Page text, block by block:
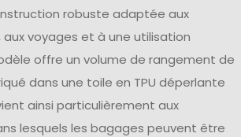
robuste adaptée aux
aux voyages et à une utilisation
offre un volume de rangement de
dans une toile en TPU déperlante
ainsi particulièrement aux
lesquels les bagages peuvent être